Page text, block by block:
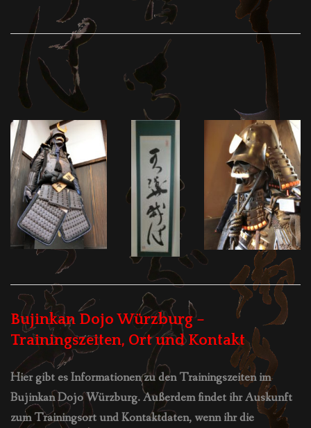
BUJINKAN DOJO WÜRZBURG – TRAININGSZEITEN
ANKÜNDIGUNGEN
IMPRESSUM
Bujinkan Dojo Würzburg –
Trainingszeiten, Ortund Kontakt
Hier gibt es Informationen zu den Trainingszeiten im
Bujinkan Dojo Würzburg. Außerdem findet ihr Auskunft
zum Trainingsort undKontaktdaten, wenn ihr die